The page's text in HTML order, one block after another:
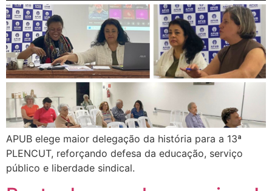
APUB elege maior delegação da história para a 13ª
PLENCUT, reforçando defesa da educação, serviço
público e liberdade sindical.